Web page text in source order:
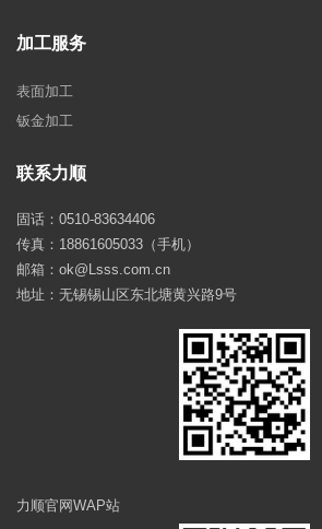
加工服务
表面加工
钣金加工
联系力顺
固话：0510-83634406
传真：18861605033（手机）
邮箱：ok@Lsss.com.cn
地址：无锡锡山区东北塘黄兴路9号
力顺官网WAP站